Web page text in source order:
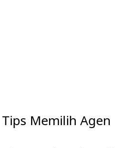
Memilih Agen